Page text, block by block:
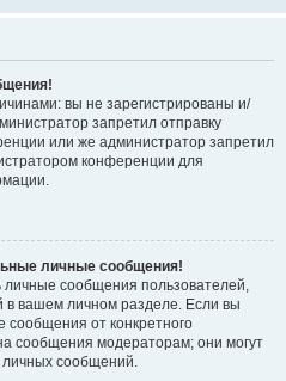
вы не зарегистрированы и/
запретил отправку
или же администратор запретил
конференции для
личные сообщения!
личные сообщения пользователей,
в вашем личном разделе. Если вы
сообщения от конкретного
сообщения модераторам; они могут
личных сообщений.